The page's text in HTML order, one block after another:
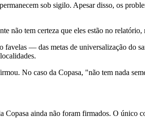
sob sigilo. Apesar disso, os
tem certeza que eles estão no
— das metas de universalização do
No caso da Copasa, "não tem nada
Copasa ainda não foram firmados. O único